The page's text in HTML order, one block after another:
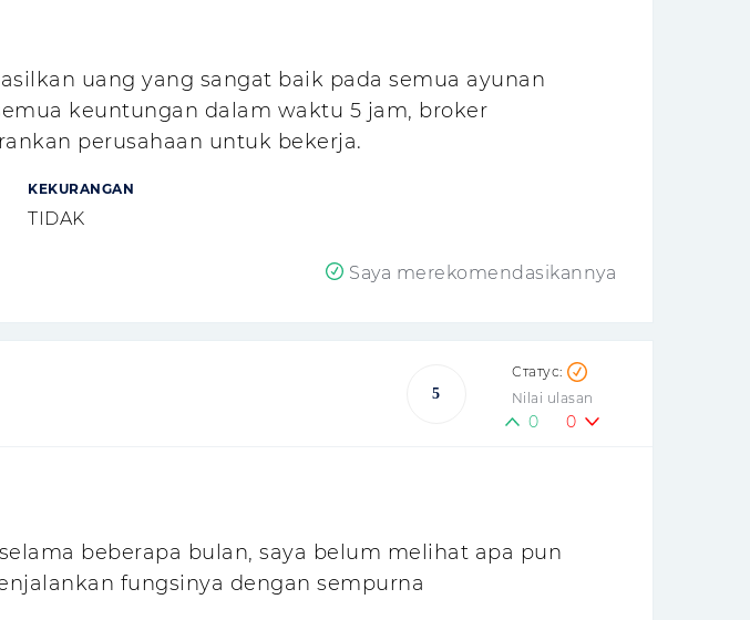
uang yang sangat baik pada semua ayunan
keuntungan dalam waktu 5 jam, broker
perusahaan untuk bekerja.
KEKURANGAN
TIDAK
Saya merekomendasikannya
5 Nilai ulasan
0 0
beberapa bulan, saya belum melihat apa pun
fungsinya dengan sempurna